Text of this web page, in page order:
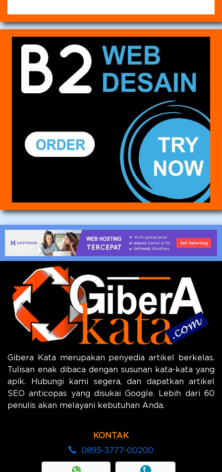
Gibera Kata merupakan penyedia artikel berkelas.
Tulisan enak dibaca dengan susunan kata-kata yang
apik. Hubungi kami segera, dan dapatkan artikel
SEO anticopas yang disukai Google. Lebih dari 60
penulis akan melayani kebutuhan Anda.
KONTAK
0895-3777-00200